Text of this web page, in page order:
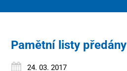
Pamětní listy předány
24. 03. 2017